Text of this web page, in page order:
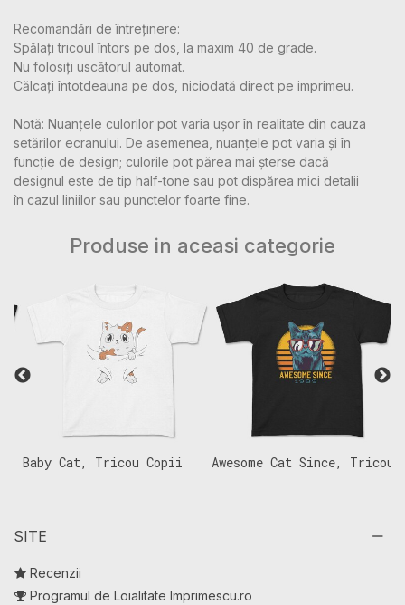
Recomandări de întreținere:
Spălați tricoul întors pe dos, la maxim 40 de grade.
Nu folosiți uscătorul automat.
Călcați întotdeauna pe dos, niciodată direct pe imprimeu.
Notă: Nuanțele culorilor pot varia ușor în realitate din cauza
setărilor ecranului. De asemenea, nuanțele pot varia și în
funcție de design; culorile pot părea mai șterse dacă
designul este de tip half-tone sau pot dispărea mici detalii
în cazul liniilor sau punctelor foarte fine.
Produse in aceasi categorie
Baby Cat, Tricou Copii
Awesome Cat Since, Tricou
SITE
Recenzii
Programul de Loialitate Imprimescu.ro